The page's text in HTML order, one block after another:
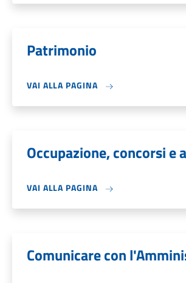
Patrimonio
VAI ALLA PAGINA
Occupazione, concorsi e
VAI ALLA PAGINA
Comunicare con